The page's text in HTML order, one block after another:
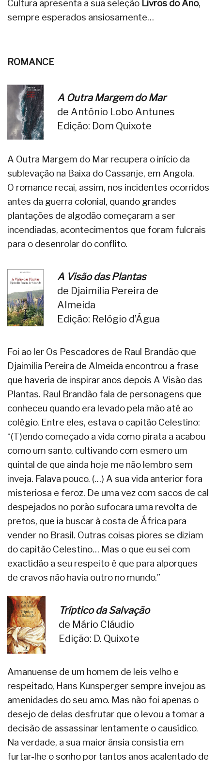
Cultura apresenta a sua seleção Livros do Ano,
sempre esperados ansiosamente…
ROMANCE
A Outra Margem do Mar
de António Lobo Antunes
Edição: Dom Quixote
A Outra Margem do Mar recupera o início da
sublevação na Baixa do Cassanje, em Angola.
O romance recai, assim, nos incidentes ocorridos
antes da guerra colonial, quando grandes
plantações de algodão começaram a ser
incendiadas, acontecimentos que foram fulcrais
para o desenrolar do conflito.
A Visão das Plantas
de Djaimilia Pereira de
Almeida
Edição: Relógio d’Água
Foi ao ler Os Pescadores de Raul Brandão que
Djaimilia Pereira de Almeida encontrou a frase
que haveria de inspirar anos depois A Visão das
Plantas. Raul Brandão fala de personagens que
conheceu quando era levado pela mão até ao
colégio. Entre eles, estava o capitão Celestino:
“(T)endo começado a vida como pirata a acabou
como um santo, cultivando com esmero um
quintal de que ainda hoje me não lembro sem
inveja. Falava pouco. (…) A sua vida anterior fora
misteriosa e feroz. De uma vez com sacos de cal
despejados no porão sufocara uma revolta de
pretos, que ia buscar à costa de África para
vender no Brasil. Outras coisas piores se diziam
do capitão Celestino… Mas o que eu sei com
exactidão a seu respeito é que para alporques
de cravos não havia outro no mundo.”
Tríptico da Salvação
de Mário Cláudio
Edição: D. Quixote
Amanuense de um homem de leis velho e
respeitado, Hans Kunsperger sempre invejou as
amenidades do seu amo. Mas não foi apenas o
desejo de delas desfrutar que o levou a tomar a
decisão de assassinar lentamente o causídico.
Na verdade, a sua maior ânsia consistia em
furtar-lhe o sonho por tantos anos acalentado de